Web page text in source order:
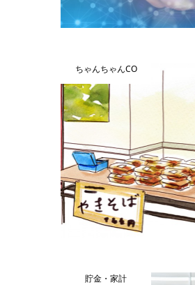
ちゃんちゃんCO
貯金・家計